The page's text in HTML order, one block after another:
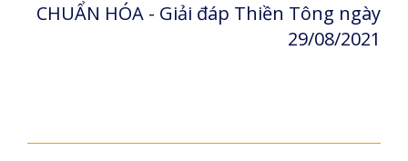
CHUẨN HÓA - Giải đáp Thiền Tông ngày
29/08/2021